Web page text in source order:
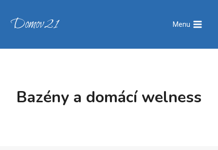
Domov21 Menu
Bazény a domácí welness